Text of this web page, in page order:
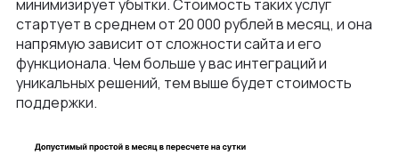
минимизирует убытки. Стоимость таких услуг
стартует в среднем от 20 000 рублей в месяц, и она
напрямую зависит от сложности сайта и его
функционала. Чем больше у вас интеграций и
уникальных решений, тем выше будет стоимость
поддержки.